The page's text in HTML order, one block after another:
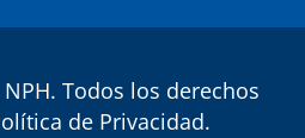
Todos los derechos
de Privacidad.